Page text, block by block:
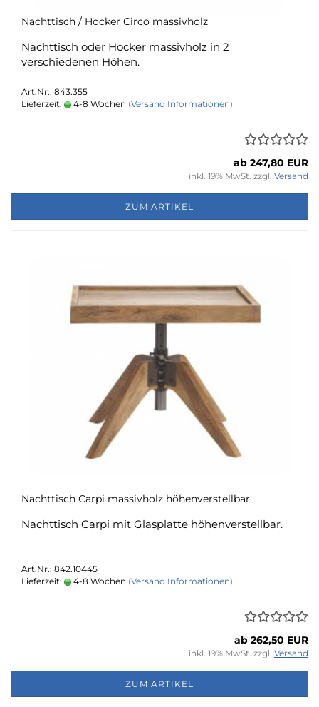
Nachttisch / Hocker Circo massivholz
Nachttisch oder Hocker massivholz in 2
verschiedenen Höhen.
Art.Nr.: 843.355
Lieferzeit:
4-8 Wochen (Versand Informationen)
ab 247,80 EUR
inkl. 19% MwSt. zzgl. Versand
ZUM ARTIKEL
Nachttisch Carpi massivholz höhenverstellbar
Nachttisch Carpi mit Glasplatte höhenverstellbar.
Art.Nr.: 842.10445
Lieferzeit:
4-8 Wochen (Versand Informationen)
ab 262,50 EUR
inkl. 19% MwSt. zzgl. Versand
ZUM ARTIKEL